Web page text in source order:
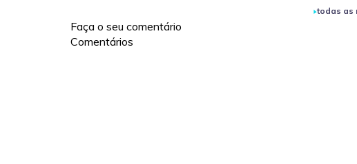
todas as
Faça o seu comentário
Comentários